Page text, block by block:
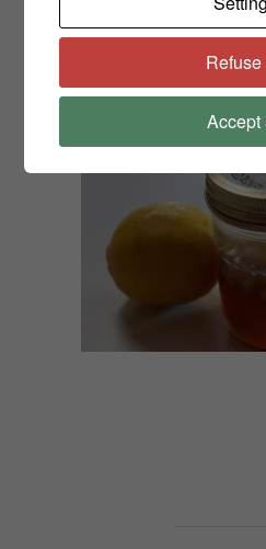
ενυδατική
Δείτε μια συνταγή για
Refuse
Accept